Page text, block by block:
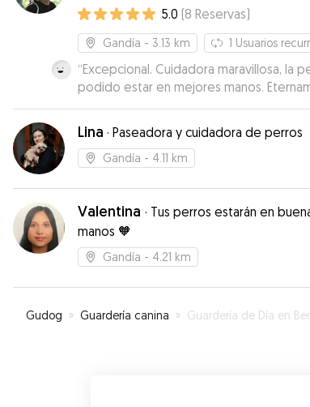
5.0 (8 Reservas)
Gandía - 3.13 km 1 Usuarios
“Excepcional. Cuidadora maravillosa, la perra no ha
podido estar en mejores manos.
agradecidos.”
Lina · Paseadora y cuidadora de perros
Gandía - 4.11 km
Valentina · Tus perros estarán en
manos 🧡
Gandía - 4.21 km
Gudog » Guardería canina » Guardería de Día en